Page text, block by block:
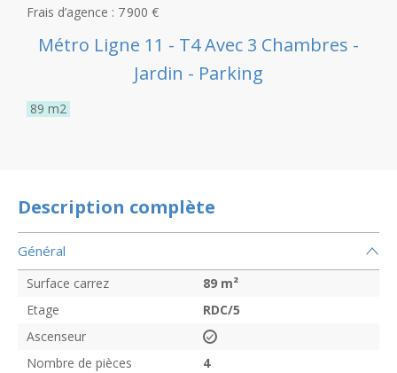
Frais d’agence : 7 900 €
Métro Ligne 11 - T4 Avec 3 Chambres -
Jardin - Parking
89 m2
Description complète
Général
Surface carrez 89 m²
Etage
RDC/5
Ascenseur
Nombre de pièces
4